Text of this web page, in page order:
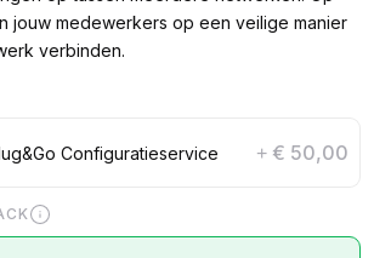
jouw medewerkers op een veilige manier
verbinden.
Configuratieservice + € 50,00